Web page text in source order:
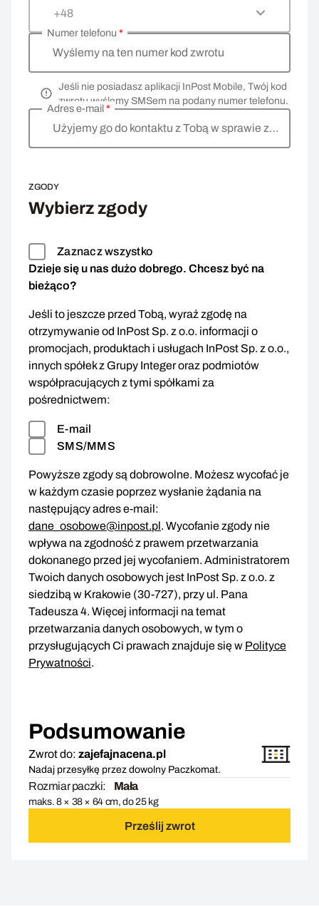
+48
Wyślemy na ten numer kod zwrotu
Numer telefonu *
Jeśli nie posiadasz aplikacji InPost Mobile, Twój kod
zwrotu wyślemy SMSem na podany numer telefonu.
Użyjemy go do kontaktu z Tobą w sprawie zwrotu
Adres e-mail *
ZGODY
Wybierz zgody
Zaznacz wszystko
Dzieje się u nas dużo dobrego. Chcesz być na
bieżąco?
Jeśli to jeszcze przed Tobą, wyraź zgodę na
otrzymywanie od InPost Sp. z o.o. informacji o
promocjach, produktach i usługach InPost Sp. z o.o.,
innych spółek z Grupy Integer oraz podmiotów
współpracujących z tymi spółkami za
pośrednictwem:
E-mail
SMS/MMS
Powyższe zgody są dobrowolne. Możesz wycofać je
w każdym czasie poprzez wysłanie żądania na
następujący adres e-mail:
dane_osobowe@inpost.pl. Wycofanie zgody nie
wpływa na zgodność z prawem przetwarzania
dokonanego przed jej wycofaniem. Administratorem
Twoich danych osobowych jest InPost Sp. z o.o. z
siedzibą w Krakowie (30-727), przy ul. Pana
Tadeusza 4. Więcej informacji na temat
przetwarzania danych osobowych, w tym o
przysługujących Ci prawach znajduje się w Polityce
Prywatności.
Podsumowanie
Zwrot do: zajefajnacena.pl
Nadaj przesyłkę przez dowolny Paczkomat.
Rozmiar paczki: Mała
maks. 8 × 38 × 64 cm, do 25 kg
Prześlij zwrot